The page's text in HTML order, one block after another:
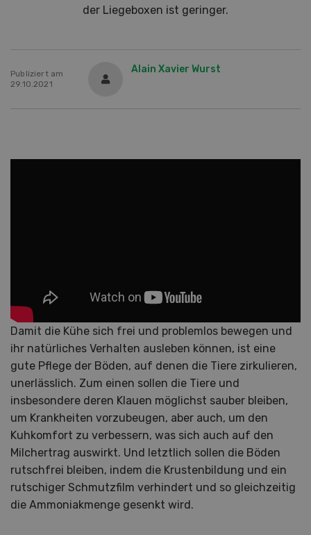
der Liegeboxen ist geringer.
Publiziert am
29.10.2021
Alain Xavier Wurst
Damit die Kühe sich frei und problemlos bewegen und
ihr natürliches Verhalten ausleben können, ist eine
gute Pflege der Böden, auf denen die Tiere zirkulieren,
unerlässlich. Zum einen sollen die Tiere und
insbesondere deren Klauen möglichst sauber bleiben,
um Krankheiten vorzubeugen, aber auch, um den
Kuhkomfort zu verbessern, was sich auch auf den
Milchertrag auswirkt. Und letztlich sollen die Böden
rutschfrei bleiben, indem die Krustenbildung und ein
rutschiger Schmutzfilm verhindert und so gleichzeitig
die Ammoniakmenge gesenkt wird.